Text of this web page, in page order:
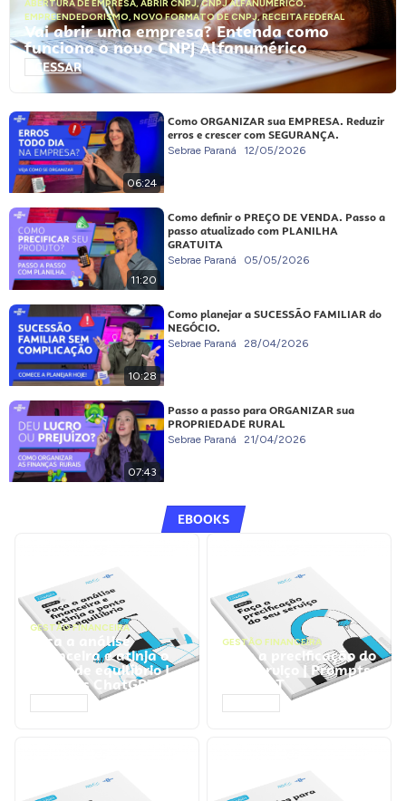
ABERTURA DE EMPRESA, ABRIR CNPJ,CNPJ ALFANUMÉRICO,
EMPREENDEDORISMO, NOVO FORMATO DE CNPJ,RECEITA FEDERAL
Vai abrir uma empresa? Entenda como
funciona o novo CNPJ Alfanumérico
ACESSAR
06:24
Como ORGANIZAR sua EMPRESA. Reduzir
erros e crescer com SEGURANÇA.
Sebrae Paraná 12/05/2026
11:20
Como definir o PREÇO DE VENDA. Passo a
passo atualizado com PLANILHA
GRATUITA
Sebrae Paraná 05/05/2026
10:28
Como planejar a SUCESSÃO FAMILIAR do
NEGÓCIO.
Sebrae Paraná 28/04/2026
07:43
Passo a passo para ORGANIZAR sua
PROPRIEDADE RURAL
Sebrae Paraná 21/04/2026
EBOOKS
GESTÃO FINANCEIRA
Faça a análise
financeira e atinja o
ponto de equilíbrio |
Prompts ChatGPT
GESTÃO FINANCEIRA
Faça a precificação do
seu serviço | Prompts
ChatGPT